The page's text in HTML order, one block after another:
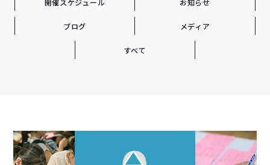
開催スケジュール お知らせ
ブログ メディア
すべて